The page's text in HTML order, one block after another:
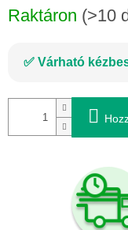
Raktáron (>10
Várható